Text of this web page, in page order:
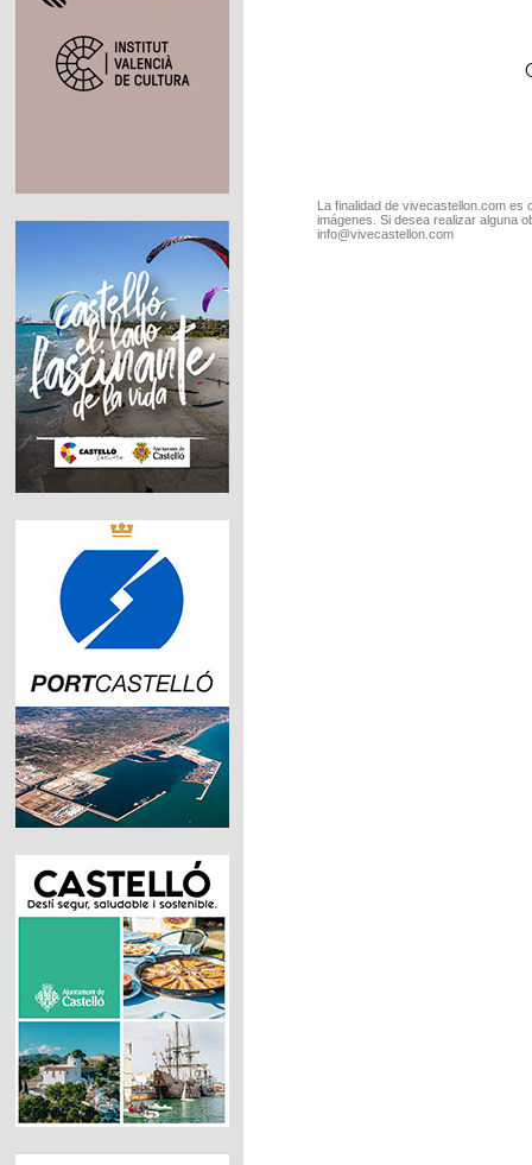
La finalidad de vivecastellon.com
imágenes. Si desea realizar alguna
info@vivecastellon.com